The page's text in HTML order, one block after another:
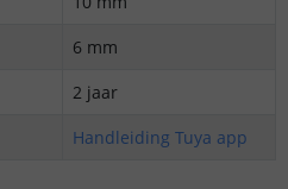
6 mm
2 jaar
Handleiding Tuya app